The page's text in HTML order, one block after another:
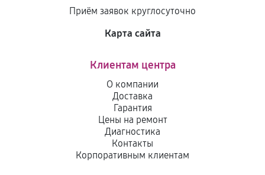
Приём заявок круглосуточно
Карта сайта
Клиентам центра
О компании
Доставка
Гарантия
Цены на ремонт
Диагностика
Контакты
Корпоративным клиентам